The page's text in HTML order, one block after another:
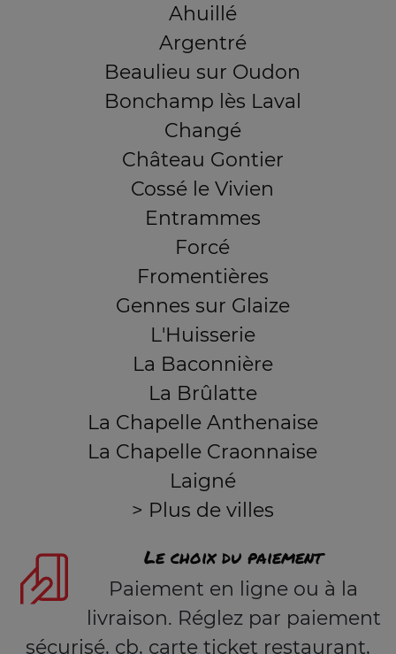
Ahuillé
Argentré
Beaulieu sur Oudon
Bonchamp lès Laval
Changé
Château Gontier
Cossé le Vivien
Entrammes
Forcé
Fromentières
Gennes sur Glaize
L'Huisserie
La Baconnière
La Brûlatte
La Chapelle Anthenaise
La Chapelle Craonnaise
Laigné
> Plus de villes
Le choix du paiement
Paiement en ligne ou à la
livraison. Réglez par paiement
sécurisé, cb, carte ticket restaurant,